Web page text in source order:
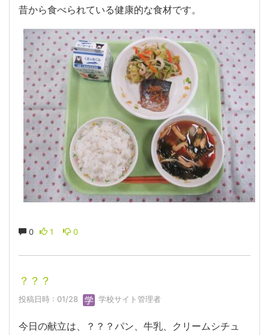
昔から食べられている健康的な食材です。
0 1 0
？？？
投稿日時 : 01/28 学校サイト管理者
今日の献立は、？？？パン、牛乳、クリームシチュ